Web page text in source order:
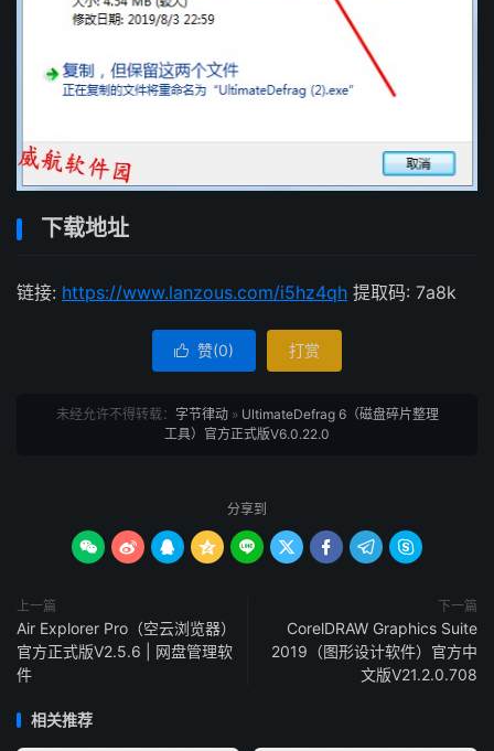
下载地址
链接: https://www.lanzous.com/i5hz4qh 提取码: 7a8k
 赞(0) 打赏
未经允许不得转载： 字节律动» UltimateDefrag 6（磁盘碎片整理
工具）官方正式版V6.0.22.0
分享到
        
上一篇
Air Explorer Pro（空云浏览器）
官方正式版V2.5.6 | 网盘管理软
件
下一篇
CorelDRAW Graphics Suite
2019（图形设计软件）官方中
文版V21.2.0.708
相关推荐